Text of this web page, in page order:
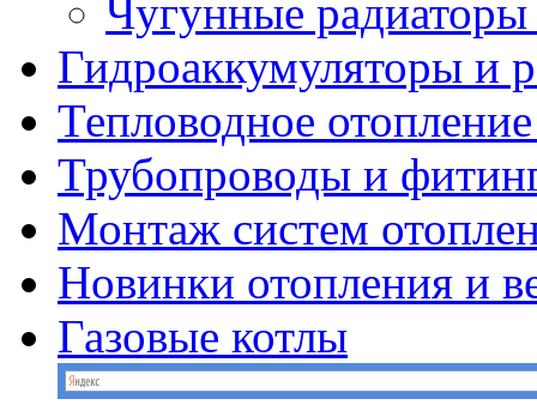
Чугунные
Гидроаккумуляторы и
Тепловодное
Трубопроводы и
Монтаж систем
Новинки отопления и
Газовые котлы